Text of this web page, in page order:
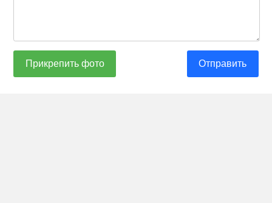
Прикрепить фото Отправить